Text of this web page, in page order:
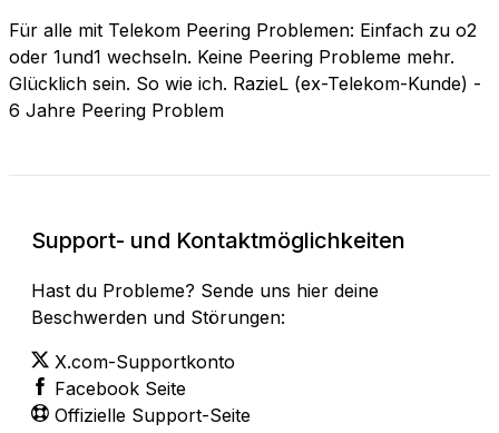
Für alle mit Telekom Peering Problemen: Einfach zu o2
oder 1und1 wechseln. Keine Peering Probleme mehr.
Glücklich sein. So wie ich. RazieL (ex-Telekom-Kunde) -
6 Jahre Peering Problem
Support- und Kontaktmöglichkeiten
Hast du Probleme? Sende uns hier deine
Beschwerden und Störungen:
X.com-Supportkonto
Facebook Seite
Offizielle Support-Seite